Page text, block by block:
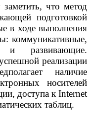
что метод
подготовкой
в ходе выполнения
коммуникативные,
и развивающие.
реализации
наличие
носителей
доступа к Internet
таблиц.